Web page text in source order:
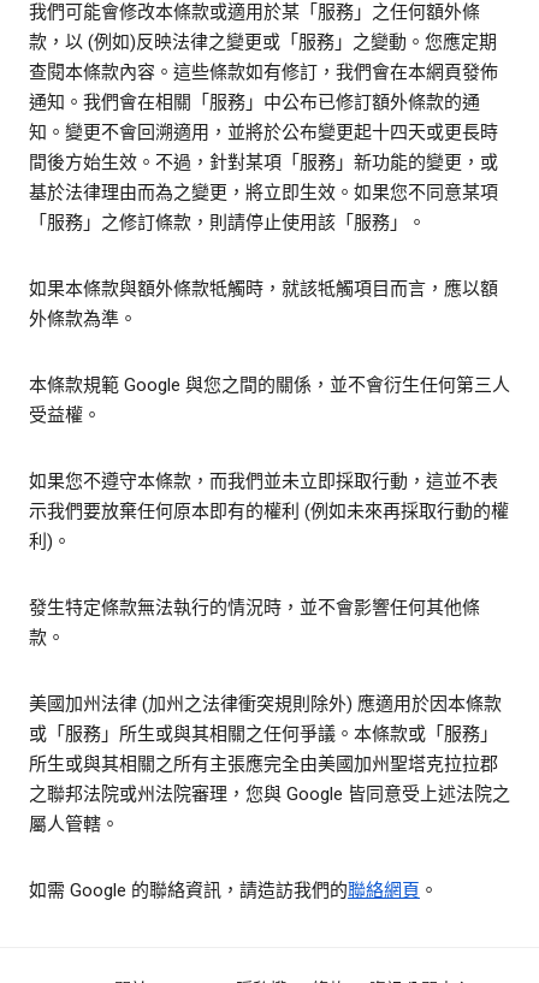
我們可能會修改本條款或適用於某「服務」之任何額外條
款，以 (例如)反映法律之變更或「服務」之變動。您應定期
查閱本條款內容。這些條款如有修訂，我們會在本網頁發佈
通知。我們會在相關「服務」中公布已修訂額外條款的通
知。變更不會回溯適用，並將於公布變更起十四天或更長時
間後方始生效。不過，針對某項「服務」新功能的變更，或
基於法律理由而為之變更，將立即生效。如果您不同意某項
「服務」之修訂條款，則請停止使用該「服務」。
如果本條款與額外條款牴觸時，就該牴觸項目而言，應以額
外條款為準。
本條款規範 Google 與您之間的關係，並不會衍生任何第三人
受益權。
如果您不遵守本條款，而我們並未立即採取行動，這並不表
示我們要放棄任何原本即有的權利 (例如未來再採取行動的權
利)。
發生特定條款無法執行的情況時，並不會影響任何其他條
款。
美國加州法律 (加州之法律衝突規則除外) 應適用於因本條款
或「服務」所生或與其相關之任何爭議。本條款或「服務」
所生或與其相關之所有主張應完全由美國加州聖塔克拉拉郡
之聯邦法院或州法院審理，您與 Google 皆同意受上述法院之
屬人管轄。
如需 Google 的聯絡資訊，請造訪我們的聯絡網頁 。